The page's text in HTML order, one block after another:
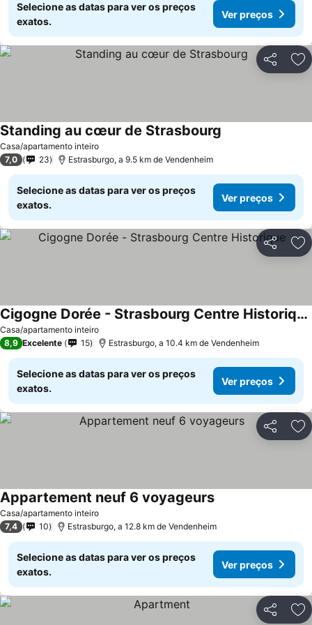
Selecione as datas para ver os preços
exatos.
Ver preços
Partilhar
Casa/apartamento inteiro
Standing au cœur de Strasbourg
7,0 23 Estrasburgo, a 9.5 km de Vendenheim
Selecione as datas para ver os preços
exatos.
Ver preços
Partilhar
Casa/apartamento inteiro
Cigogne Dorée - Strasbourg Centre Historique
8,9 Excelente 15 Estrasburgo, a 10.4 km de Vendenheim
Selecione as datas para ver os preços
exatos.
Ver preços
Partilhar
Casa/apartamento inteiro
Appartement neuf 6 voyageurs
7,4 10 Estrasburgo, a 12.8 km de Vendenheim
Selecione as datas para ver os preços
exatos.
Ver preços
Partilhar